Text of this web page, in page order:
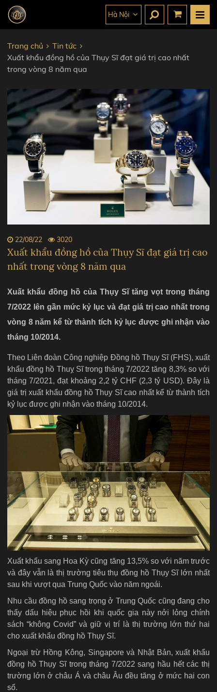
Hà Nội
Trang chủ
Tin tức
Xuất khẩu đồng hồ của Thụy Sĩ đạt giá trị cao nhất
trong vòng 8 năm qua
22/08/22 3020
Xuất khẩu đồng hồ của Thụy Sĩ đạt giá trị cao
nhất trong vòng 8 năm qua
Xuất khẩu đồng hồ của Thụy Sĩ tăng vọt trong tháng
7/2022 lên gần mức kỷ lục và đạt giá trị cao nhất trong
vòng 8 năm kể từ thành tích kỷ lục được ghi nhận vào
tháng 10/2014.
Theo Liên đoàn Công nghiệp Đồng hồ Thụy Sĩ (FHS), xuất
khẩu đồng hồ Thuỵ Sĩ trong tháng 7/2022 tăng 8,3% so với
tháng 7/2021, đạt khoảng 2,2 tỷ CHF (2,3 tỷ USD). Đây là
giá trị xuất khẩu đồng hồ Thụy Sĩ cao nhất kể từ thành tích
kỷ lục được ghi nhận vào tháng 10/2014.
Xuất khẩu sang Hoa Kỳ cũng tăng 13,5% so với năm trước
và đây vẫn là thị trường tiêu thụ đồng hồ Thụy Sĩ lớn nhất
sau khi vượt qua Trung Quốc vào năm ngoái.
Nhu cầu đồng hồ sang trọng ở Trung Quốc cũng đang cho
thấy dấu hiệu phục hồi khi quốc gia này nởi lỏng chính
sách “không Covid” và giữ vị trí là thị trường lớn thứ hai
cho xuất khẩu đồng hồ Thụy Sĩ.
Ngoại trừ Hồng Kông, Singapore và Nhật Bản, xuất khẩu
đồng hồ Thụy Sĩ trong tháng 7/2022 sang hầu hết các thị
trường lớn ở châu Á và châu Âu đều tăng ở mức hai con
số.